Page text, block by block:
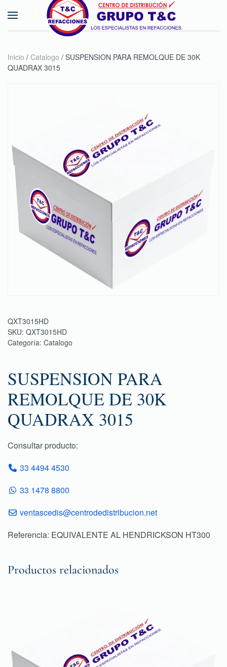
Skip to main content
Inicio / Catalogo / SUSPENSION PARA REMOLQUE DE 30K
QUADRAX 3015
QXT3015HD
SKU: QXT3015HD
Categoría: Catalogo
SUSPENSION PARA
REMOLQUE DE 30K
QUADRAX 3015
Consultar producto:
33 4494 4530
33 1478 8800
ventascedis@centrodedistribucion.net
Referencia: EQUIVALENTE AL HENDRICKSON HT300
Productos relacionados